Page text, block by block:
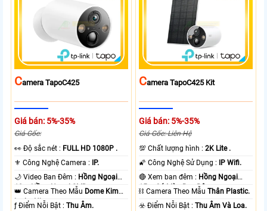
CAmera TapoC425
Giá bán: 5%-35%
Giá Gốc:
️👀 Độ sắc nét : FULL HD 1080P .
⚜️ Công Nghệ Camera : IP.
🌙 Video Ban Đêm : Hồng Ngoại
10m Hồng Ngoại SMD.
👑 Camera Theo Mẫu Dome Kim
loại + Nhựa.
️ƒ Điểm Nỗi Bật :Thu Âm.
CAmera TapoC425 Kit
Giá bán: 5%-35%
Giá Gốc: Liên Hệ
💯 Chất lượng hình :2K Lite .
🌠 Công Nghệ Sử Dụng : IP Wifi.
🔴 Xem ban đêm : Hồng Ngoại
15m Có Màu Ban Ðêm.
⛓ Camera Theo MẫuThân Plastic.
️☣️ Điểm Nỗi Bật :Thu Âm Và Loa.